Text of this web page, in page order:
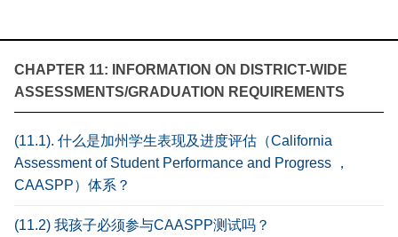
CHAPTER 11: INFORMATION ON DISTRICT-WIDE
ASSESSMENTS/GRADUATION REQUIREMENTS
(11.1). 什么是加州学生表现及进度评估（California
Assessment of Student Performance and Progress ，
CAASPP）体系？
(11.2) 我孩子必须参与CAASPP测试吗？